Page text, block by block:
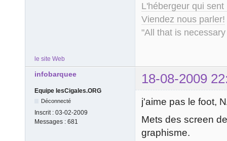
L'hébergeur qui
Viendez nous parler!
"All that is
le site Web
infobarquee 18-08-2009
Equipe lesCigales.ORG
Déconnecté
Inscrit : 03-02-2009
Messages : 681
j'aime pas le foot,
Mets des screen
graphisme.